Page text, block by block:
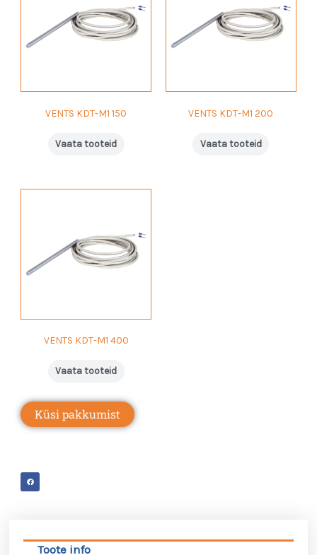
VENTS KDT-M1 150
Vaata tooteid
VENTS KDT-M1 200
Vaata tooteid
VENTS KDT-M1 400
Vaata tooteid
Küsi pakkumist
Toote info